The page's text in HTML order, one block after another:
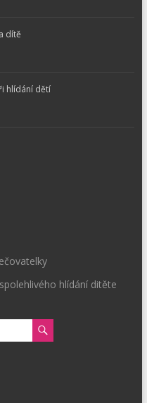
dítě
hlídání dětí
hlídání ditěte